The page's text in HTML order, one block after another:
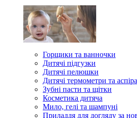
Горщики та ванночки
Дитячі підгузки
Дитячі пелюшки
Дитячі термометри та
Зубні пасти та щітки
Косметика дитяча
Мило, гелі та шампуні
Приладдя для догляду за